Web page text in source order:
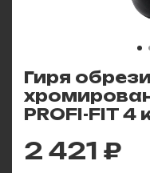
Гиря
PROFI-FIT 4
2 421 ₽